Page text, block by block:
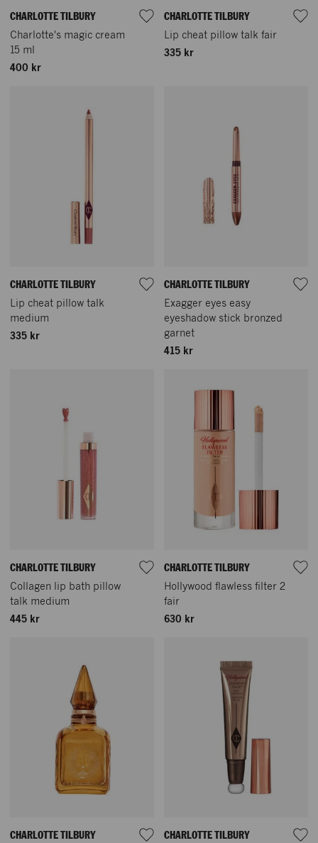
CHARLOTTE TILBURY
Charlotte's magic cream
15 ml
400 kr
CHARLOTTE TILBURY
Lip cheat pillow talk fair
335 kr
CHARLOTTE TILBURY
Lip cheat pillow talk
medium
335 kr
CHARLOTTE TILBURY
Exagger eyes easy
eyeshadow stick bronzed
garnet
415 kr
CHARLOTTE TILBURY
Collagen lip bath pillow
talk medium
445 kr
CHARLOTTE TILBURY
Hollywood flawless filter 2
fair
630 kr
CHARLOTTE TILBURY CHARLOTTE TILBURY